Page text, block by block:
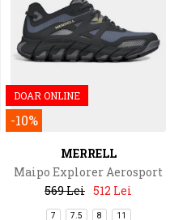
DOAR ONLINE
-10%
MERRELL
Maipo Explorer Aerosport
569 Lei 512 Lei
7 7.5 8 11